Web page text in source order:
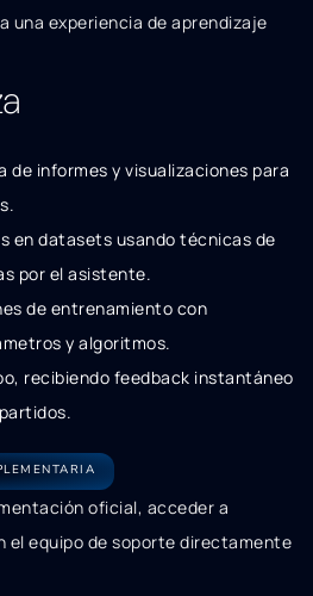
una experiencia de aprendizaje
de informes y visualizaciones para
en datasets usando técnicas de
por el asistente.
de entrenamiento con
y algoritmos.
recibiendo feedback instantáneo
oficial, acceder a
equipo de soporte directamente